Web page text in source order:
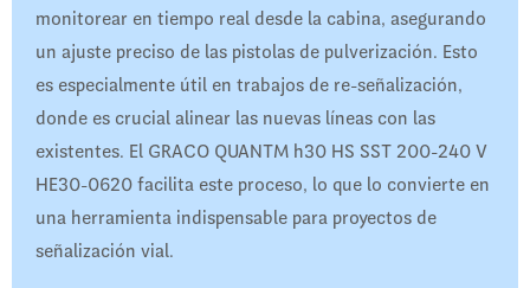
monitorear en tiempo real desde la cabina, asegurando
un ajuste preciso de las pistolas de pulverización. Esto
es especialmente útil en trabajos de re-señalización,
donde es crucial alinear las nuevas líneas con las
existentes. El GRACO QUANTM h30 HS SST 200-240 V
HE30-0620 facilita este proceso, lo que lo convierte en
una herramienta indispensable para proyectos de
señalización vial.